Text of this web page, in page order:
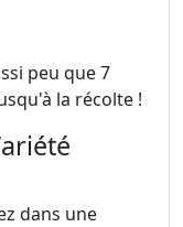
peu que 7
la récolte !
dans une